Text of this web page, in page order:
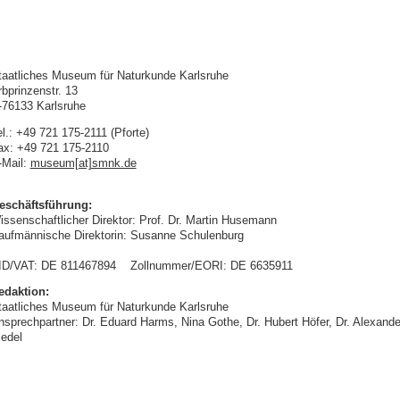
Museum für Naturkunde Karlsruhe
13
76133 Karlsruhe
+49 721 175-2111 (Pforte)
+49 721 175-2110
Mail: museum[at]smnk.de
Direktor: Prof. Dr. Martin Husemann
Direktorin: Susanne Schulenburg
VAT: DE 811467894 Zollnummer/EORI: DE 6635911
Museum für Naturkunde Karlsruhe
Dr. Eduard Harms, Nina Gothe, Dr. Hubert Höfer, Dr.